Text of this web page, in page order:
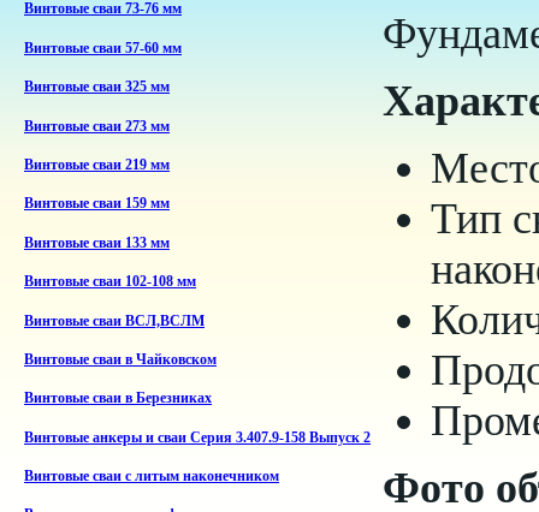
Винтовые сваи 73-76 мм
Винтовые сваи 57-60 мм
Винтовые сваи 325 мм
Винтовые сваи 273 мм
Винтовые сваи 219 мм
Винтовые сваи 159 мм
Винтовые сваи 133 мм
Винтовые сваи 102-108 мм
Винтовые сваи ВСЛ,ВСЛМ
Винтовые сваи в Чайковском
Винтовые сваи в Березниках
Винтовые анкеры и сваи Серия 3.407.9-158 Выпуск 2
Винтовые сваи с литым наконечником
Тип
Фото